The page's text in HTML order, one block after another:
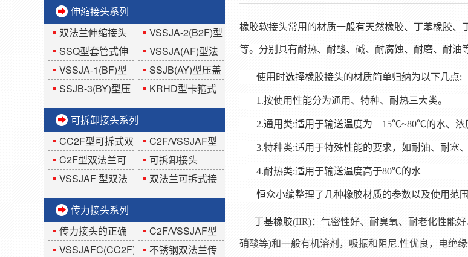
伸缩接头系列
双法兰伸缩接头
使用安装说明
VSSJA-2(B2F)型
双法兰限位伸缩接
头
SSQ型套管式伸
缩器
VSSJA(AF)型法
兰式松套伸缩接头
VSSJA-1(BF)型
单法兰限位伸缩接
头
SSJB(AY)型压盖
式伸缩接头
SSJB-3(BY)型压
盖式限位伸缩接头
KRHD型卡箍式
柔性伸缩接头
可拆卸接头系列
CC2F型可拆式双
法兰传力接头
C2F/VSSJAF型
球墨铸铁可拆卸接
头
C2F型双法兰可
拆式接头
可拆卸接头
VSSJAF 型双法
兰可拆卸传力接头
双法兰可拆式接
头
传力接头系列
传力接头的正确
用法?你知道吗?
C2F/VSSJAF型
双法兰传力接头
VSSJAFC(CC2F)
不锈钢双法兰传
橡胶软接头常用的材质一般有天然橡胶、丁苯橡胶
等。分别具有耐热、耐酸、碱、耐腐蚀、耐磨、耐油
使用时选择橡胶接头的材质简单归纳为以下几点;
1.按使用性能分为通用、特种、耐热三大类。
2.通用类:适用于输送温度为﹣15℃~80℃的水、浓
3.特种类:适用于特殊性能的要求，如耐油、耐塞
4.耐热类:适用于输送温度高于80℃的水
恒众小编整理了几种橡胶材质的参数以及使用范
丁基橡胶(IIR)： 气密性好、耐臭氧、耐老化性能
硝酸等)和一般有机溶剂，吸振和阻尼.性优良，电绝